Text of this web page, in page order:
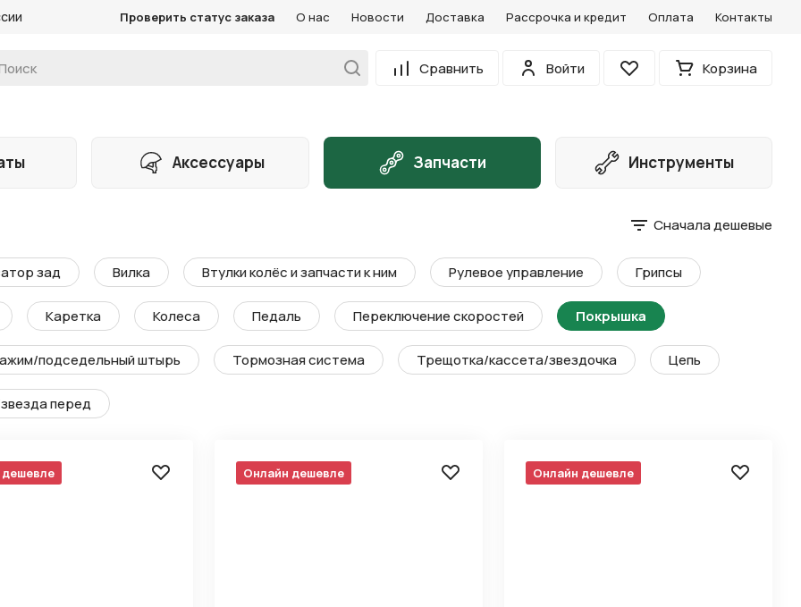
Проверить статус заказа О нас Новости Доставка Рассрочка и кредит Оплата Контакты
Сравнить
Войти
Избранное Корзина
Аксессуары Запчасти Инструменты
Сначала дешевые
зад Вилка Втулки колёс и запчасти к ним Рулевое управление Грипсы
Каретка Колеса Педаль Переключение скоростей Покрышка
подседельный штырь Тормозная система Трещотка/кассета/звездочка Цепь
перед
Онлайн дешевле Онлайн дешевле